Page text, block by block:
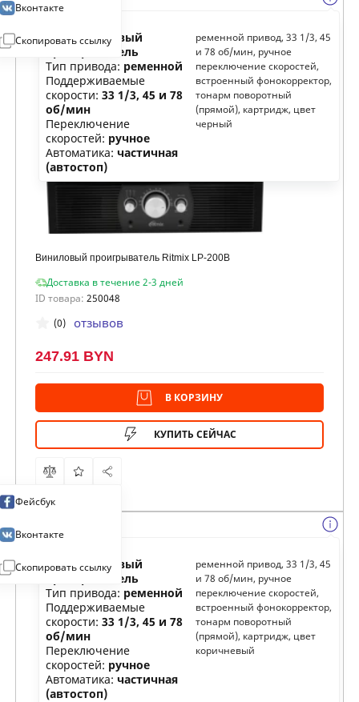
Вконтакте
Скопировать ссылку
Виниловый проигрыватель Ritmix LP-200B
Доставка в течение 2-3 дней
ID товара: 250048
Тип:виниловый
проигрыватель
Тип привода: ременной
Поддерживаемые
скорости: 33 1/3, 45 и 78
об/мин
Переключение
скоростей: ручное
Автоматика: частичная
(автостоп)
ременной привод, 33 1/3, 45
и 78 об/мин, ручное
переключение скоростей,
встроенный фонокорректор,
тонарм поворотный
(прямой), картридж, цвет
черный
(0) отзывов
247.91 BYN
В КОРЗИНУ
КУПИТЬ СЕЙЧАС
Фейсбук
Вконтакте
Скопировать ссылку
Тип:виниловый
проигрыватель
Тип привода: ременной
Поддерживаемые
скорости: 33 1/3, 45 и 78
об/мин
Переключение
скоростей: ручное
Автоматика: частичная
(автостоп)
ременной привод, 33 1/3, 45
и 78 об/мин, ручное
переключение скоростей,
встроенный фонокорректор,
тонарм поворотный
(прямой), картридж, цвет
коричневый